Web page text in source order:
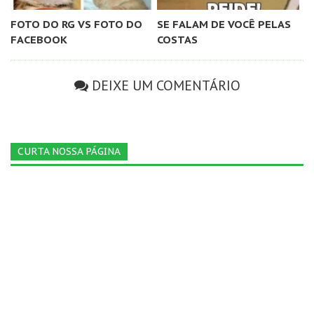
FOTO DO RG VS FOTO DO
FACEBOOK
SE FALAM DE VOCÊ PELAS
COSTAS
DEIXE UM COMENTÁRIO
CURTA NOSSA PÁGINA